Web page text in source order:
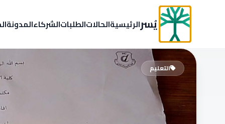
يُسرالرئيسيةالحالاتالطلباتالشركاءالمدونة
التعليم